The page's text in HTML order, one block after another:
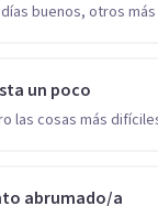
buenos, otros
un poco
las cosas más
abrumado/a